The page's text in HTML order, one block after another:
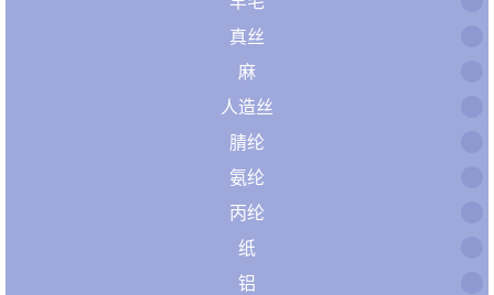
真丝
麻
人造丝
腈纶
氨纶
丙纶
纸
铝